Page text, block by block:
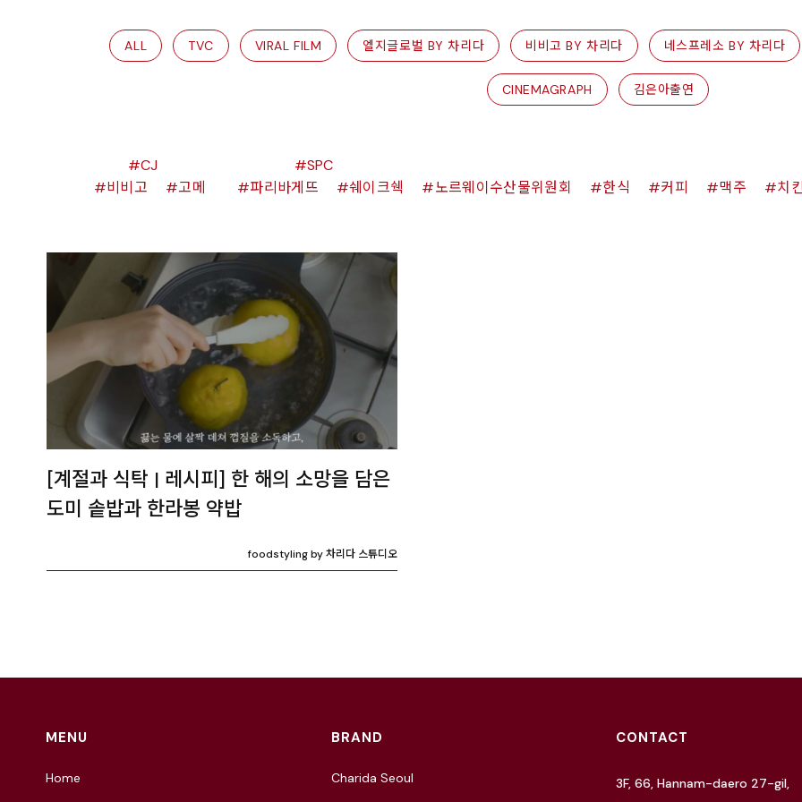
ALL TVC VIRAL FILM 엘지글로벌 BY 차리다 비비고 BY 차리다 네스프레소 BY 차리다
CINEMAGRAPH 김은아출연
CJ
비비고
고메
SPC
파리바게뜨
쉐이크쉑 노르웨이수산물위원회 한식 커피 맥주 치킨
[계절과 식탁 | 레시피] 한 해의 소망을 담은
도미 솥밥과 한라봉 약밥
foodstyling by 차리다 스튜디오
MENU
Home
BRAND
Charida Seoul
CONTACT
3F, 66, Hannam-daero 27-gil,